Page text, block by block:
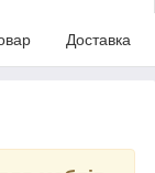
Доставка